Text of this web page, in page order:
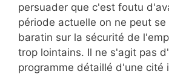
persuader que c'est foutu
période actuelle on ne peut
baratin sur la sécurité de
trop lointains. Il ne s'agit pas
programme détaillé d'une cité